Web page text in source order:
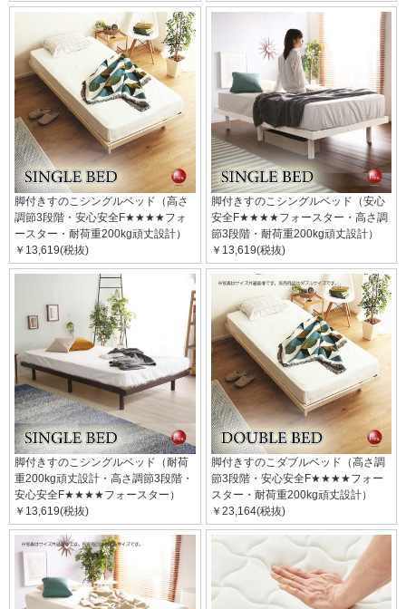
脚付きすのこシングルベッド（高さ
調節3段階・安心安全F★★★★フォ
ースター・耐荷重200kg頑丈設計）
￥13,619(税抜)
脚付きすのこシングルベッド（安心
安全F★★★★フォースター・高さ調
節3段階・耐荷重200kg頑丈設計）
￥13,619(税抜)
脚付きすのこシングルベッド（耐荷
重200kg頑丈設計・高さ調節3段階・
安心安全F★★★★フォースター）
￥13,619(税抜)
脚付きすのこダブルベッド（高さ調
節3段階・安心安全F★★★★フォー
スター・耐荷重200kg頑丈設計）
￥23,164(税抜)